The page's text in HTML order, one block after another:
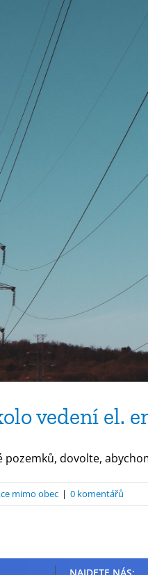
vedení el.
pozemků, dovolte,
mimo obec | 0 komentářů